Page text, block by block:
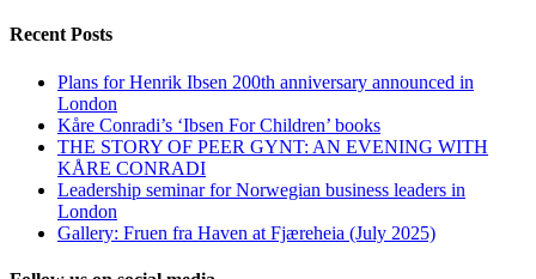
Recent Posts
Plans for Henrik Ibsen 200th anniversary announced in
London
Kåre Conradi’s ‘Ibsen For Children’ books
THE STORY OF PEER GYNT: AN EVENING WITH
KÅRE CONRADI
Leadership seminar for Norwegian business leaders in
London
Gallery: Fruen fra Haven at Fjæreheia (July 2025)